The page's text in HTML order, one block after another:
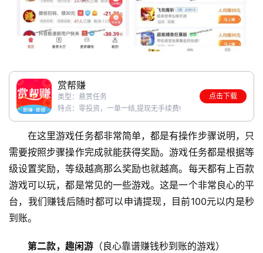
赏帮赚
类型：悬赏任务
特点：零投资，一单一结,提现无手续费!
点击下载
在这里游戏任务都非常简单，都是有操作步骤说明，只
需要按照步骤操作完成就能获得奖励。游戏任务都是根据等
级设置奖励，等级越高那么奖励也就越高。每天都有上百款
游戏可以玩，都是常见的一些游戏。这是一个非常良心的平
台，我们赚钱后随时都可以申请提现，目前100元以内是秒
到账。
第二款，趣闲游 （良心靠谱赚钱秒到账的游戏）